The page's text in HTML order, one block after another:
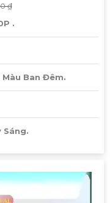
₫
.
Ban Đêm.
Sáng.